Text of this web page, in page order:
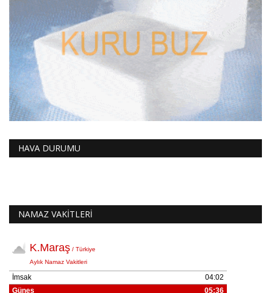
HAVA DURUMU
NAMAZ VAKİTLERİ